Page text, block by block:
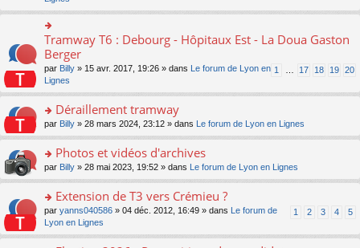
ré
c
e
nt
n
lu
le
pl
u
s
ré
c
e
nt
g
n
o
n
lu
le
u
s
ré
c
e
le
m
e
s
g
o
n
lu
pl
u
s
ré
c
e
s
ult
er
le
m
e
s
s
a
e
o
n
lu
pl
u
s
ré
o
n
ult
er
le
m
e
s
a
g
e
n
o
n
Tramway T6 : Debourg - Hôpitaux Est - La Doua Gaston
Berger
1 17 18 19 20
par Billy » 15 avr. 2017, 19:26 » dans
Le forum de Lyon en
Lignes
o
n
ult
er
le
m
e
s
Déraillement tramway
par Billy » 28 mars 2024, 23:12 » dans Le forum de Lyon en Lignes
o
n
ult
er
le
m
Photos et vidéos d'archives
par Billy » 28 mai 2023, 19:52 » dans Le forum de Lyon en Lignes
o
s
Extension de T3 vers Crémieu ?
1 2 3 4 5
par yanns040586 » 04 déc. 2012, 16:49 » dans
Le forum de
Lyon en Lignes